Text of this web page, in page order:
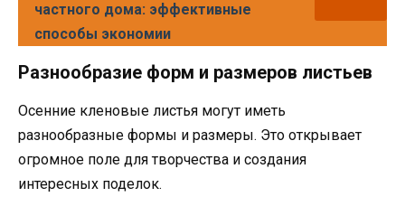
частного дома: эффективные
способы экономии
Разнообразие форм и размеров листьев
Осенние кленовые листья могут иметь
разнообразные формы и размеры. Это открывает
огромное поле для творчества и создания
интересных поделок.